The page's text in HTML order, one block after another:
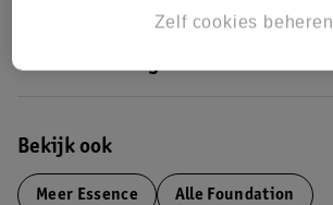
Bestel & Bezorginformatie
Bekijk ook
Meer Essence Alle Foundation
Zelf cookies beheren